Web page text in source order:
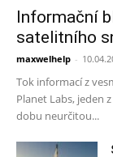
Informační
satelitního
maxwelhelp -
Tok informací z
Planet Labs, jeden
dobu neurčitou...